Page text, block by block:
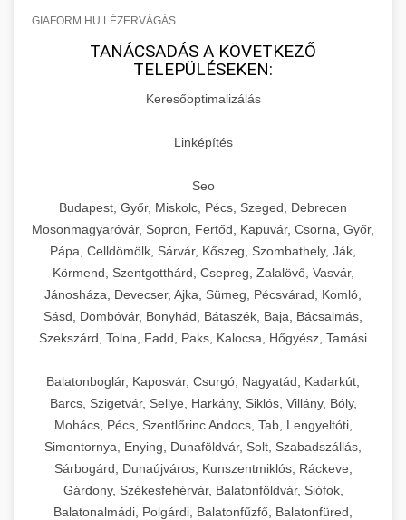
GIAFORM.HU LÉZERVÁGÁS
TANÁCSADÁS A KÖVETKEZŐ
TELEPÜLÉSEKEN:
Keresőoptimalizálás
Linképítés
Seo
Budapest, Győr, Miskolc, Pécs, Szeged, Debrecen
Mosonmagyaróvár, Sopron, Fertőd, Kapuvár, Csorna, Győr,
Pápa, Celldömölk, Sárvár, Kőszeg, Szombathely, Ják,
Körmend, Szentgotthárd, Csepreg, Zalalövő, Vasvár,
Jánosháza, Devecser, Ajka, Sümeg, Pécsvárad, Komló,
Sásd, Dombóvár, Bonyhád, Bátaszék, Baja, Bácsalmás,
Szekszárd, Tolna, Fadd, Paks, Kalocsa, Hőgyész, Tamási
Balatonboglár, Kaposvár, Csurgó, Nagyatád, Kadarkút,
Barcs, Szigetvár, Sellye, Harkány, Siklós, Villány, Bóly,
Mohács, Pécs, Szentlőrinc Andocs, Tab, Lengyeltóti,
Simontornya, Enying, Dunaföldvár, Solt, Szabadszállás,
Sárbogárd, Dunaújváros, Kunszentmiklós, Ráckeve,
Gárdony, Székesfehérvár, Balatonföldvár, Siófok,
Balatonalmádi, Polgárdi, Balatonfűzfő, Balatonfüred,